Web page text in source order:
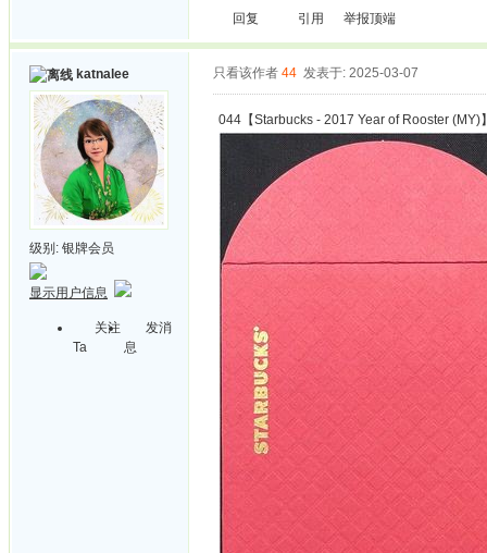
回复 引用 举报顶端
katnalee
级别: 银牌会员
显示用户信息
关注
Ta
发消
息
只看该作者 44 发表于: 2025-03-07
044【Starbucks - 2017 Year of Rooster (MY)